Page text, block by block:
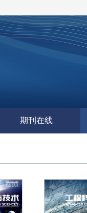
期刊在线